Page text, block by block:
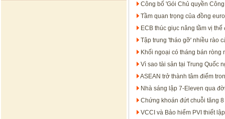
Công bố 'Gói Chủ quyền
Tầm quan trọng của đồng
ECB thúc giục nâng tầm vị thế
Tập trung 'tháo gỡ' nhiều rào
Khối ngoại có tháng bán ròng
Vì sao tài sản tại Trung Quốc
ASEAN trở thành tâm điểm
Nhà sáng lập 7-Eleven qua
Chứng khoán đứt chuỗi tăng
VCCI và Bảo hiểm PVI thiết